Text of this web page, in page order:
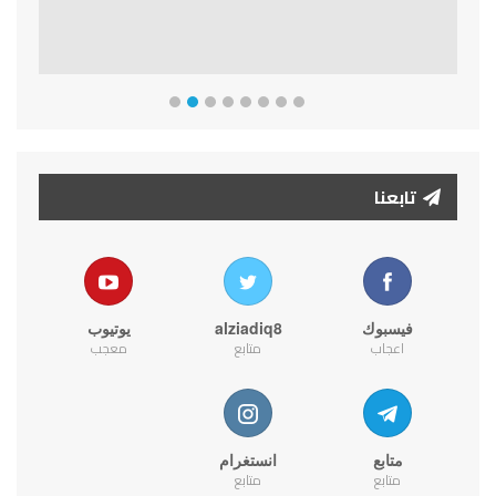
تابعنا
فيسبوك
اعجاب
alziadiq8
متابع
يوتيوب
معجب
متابع
متابع
انستغرام
متابع